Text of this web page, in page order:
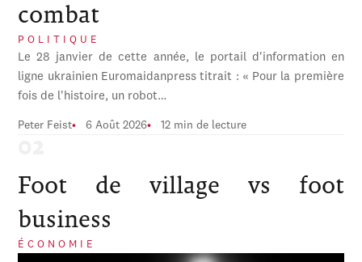
combat
POLITIQUE
Le 28 janvier de cette année, le portail d'information en
ligne ukrainien Euromaidanpress titrait : « Pour la première
fois de l'histoire, un robot…
Peter Feist 6 Août 2026 12 min de lecture
Foot de village vs foot
business
ÉCONOMIE